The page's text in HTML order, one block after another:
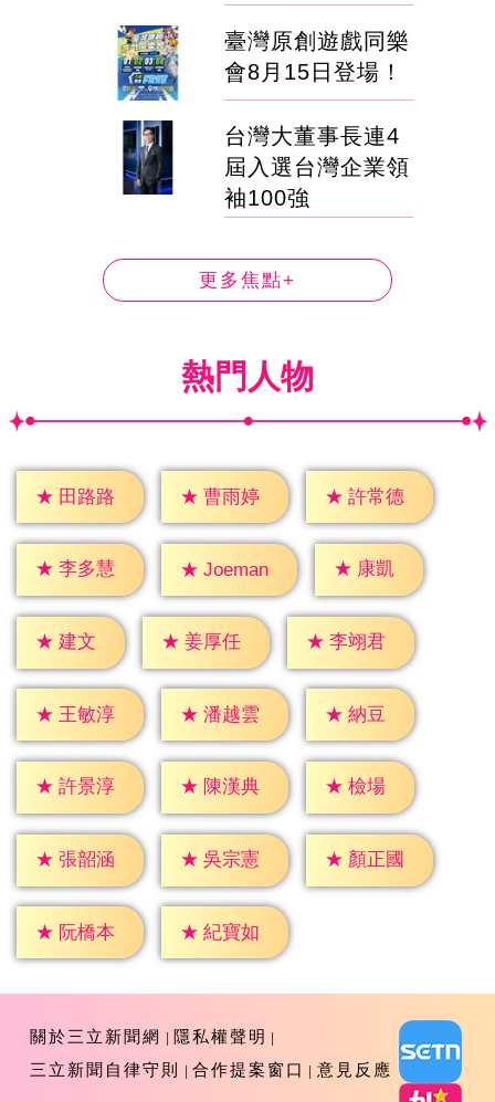
臺灣原創遊戲同樂
會8月15日登場！
台灣大董事長連4
屆入選台灣企業領
袖100強
更多焦點+
熱門人物
★ 田路路 ★ 曹雨婷 ★ 許常德
★ 李多慧 ★ Joeman ★ 康凱
★ 建文 ★ 姜厚任 ★ 李翊君
★ 王敏淳 ★ 潘越雲 ★ 納豆
★ 許景淳 ★ 陳漢典 ★ 檢場
★ 張韶涵 ★ 吳宗憲 ★ 顏正國
★ 阮橋本 ★ 紀寶如
關於三立新聞網
隱私權聲明
三立新聞自律守則
合作提案窗口 意見反應